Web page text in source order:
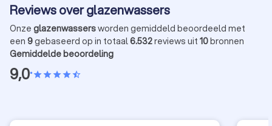
Reviews over glazenwassers
Onze glazenwassersworden gemiddeld beoordeeld met
een 9gebaseerd op in totaal6.532reviews uit 10bronnen
Gemiddelde beoordeling
9,0•starstarstarstarstar_half